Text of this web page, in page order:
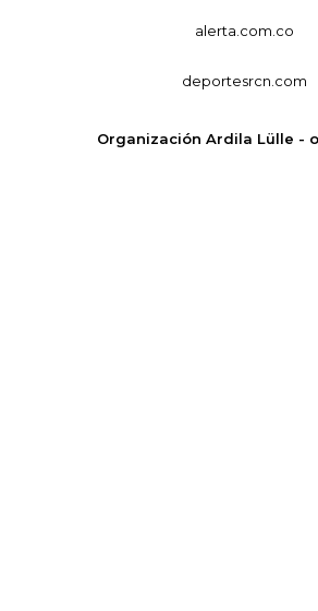
alerta.com.co
deportesrcn.com
Organización Ardila Lülle -